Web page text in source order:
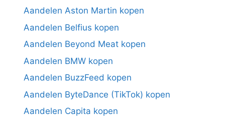
Aandelen Aston Martin kopen
Aandelen Belfius kopen
Aandelen Beyond Meat kopen
Aandelen BMW kopen
Aandelen BuzzFeed kopen
Aandelen ByteDance (TikTok) kopen
Aandelen Capita kopen